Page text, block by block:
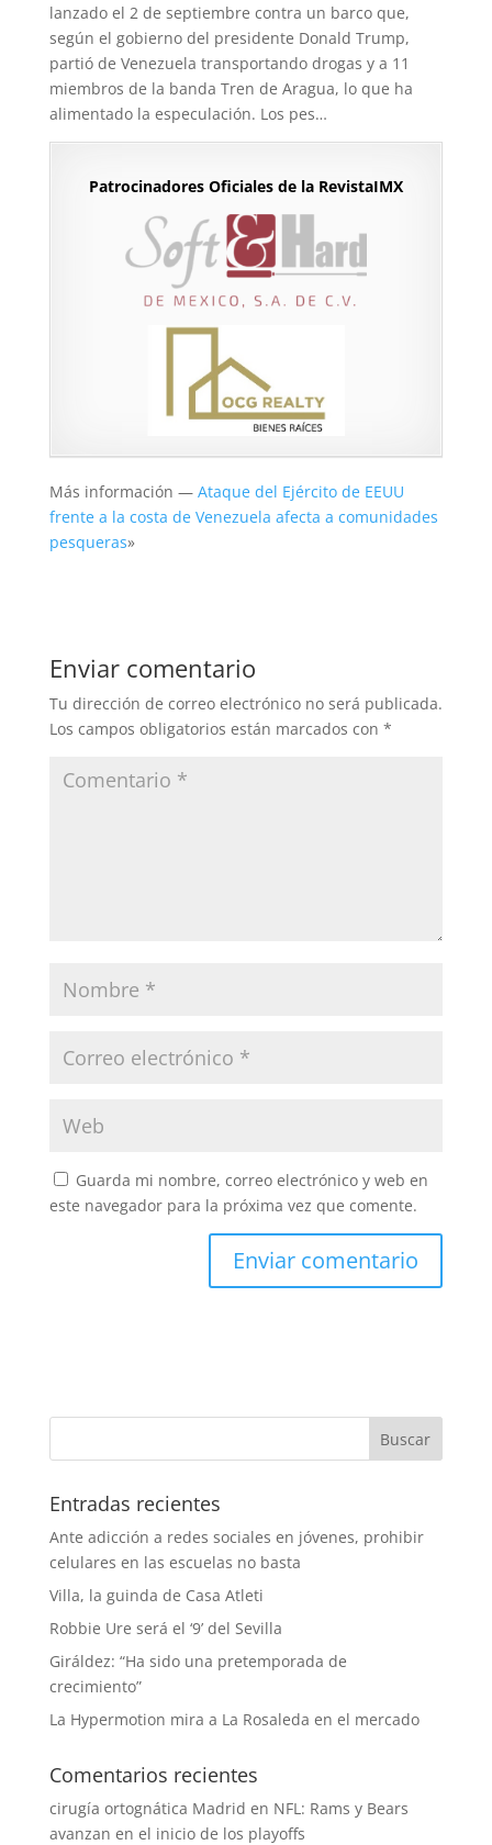
lanzado el 2 de septiembre contra un barco que,
según el gobierno del presidente Donald Trump,
partió de Venezuela transportando drogas y a 11
miembros de la banda Tren de Aragua, lo que ha
alimentado la especulación. Los pes…
Patrocinadores Oficiales de la RevistaIMX
Más información — Ataque del Ejército de EEUU
frente a la costa de Venezuela afecta a comunidades
pesqueras»
Enviar comentario
Tu dirección de correo electrónico no será publicada.
Los campos obligatorios están marcados con *
Guarda mi nombre, correo electrónico y web en
este navegador para la próxima vez que comente.
Entradas recientes
Ante adicción a redes sociales en jóvenes, prohibir
celulares en las escuelas no basta
Villa, la guinda de Casa Atleti
Robbie Ure será el ‘9’ del Sevilla
Giráldez: “Ha sido una pretemporada de
crecimiento”
La Hypermotion mira a La Rosaleda en el mercado
Comentarios recientes
cirugía ortognática Madrid en NFL: Rams y Bears
avanzan en el inicio de los playoffs